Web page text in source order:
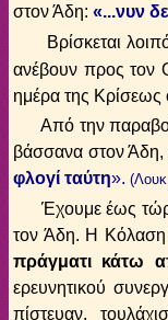
στον Άδη: «...νυν
Βρίσκεται
ανέβουν προς τον
ημέρα της Κρίσεως
Από την παραβολή
βάσσανα στον Άδη,
φλογί ταύτη».
Έχουμε έως τώρα
τον Άδη. Η Κόλαση
πράγματι κάτω
ερευνητικού
πίστευαν,